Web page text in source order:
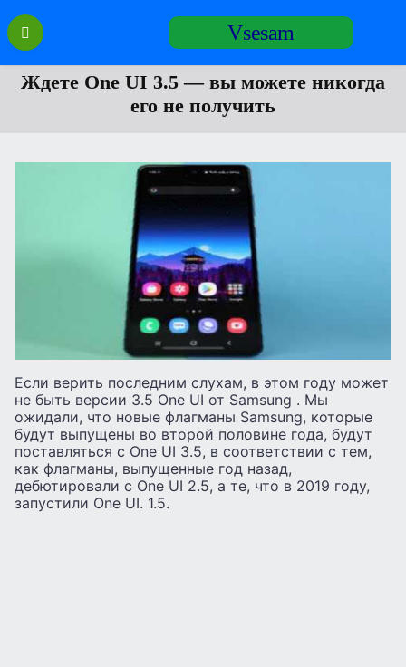
Перейти
содержанию
Vsesam
Ждете One UI 3.5 — вы можете никогда
его не получить
Если верить последним слухам, в этом году может
не быть версии 3.5 One UI от Samsung . Мы
ожидали, что новые флагманы Samsung, которые
будут выпущены во второй половине года, будут
поставляться с One UI 3.5, в соответствии с тем,
как флагманы, выпущенные год назад,
дебютировали с One UI 2.5, а те, что в 2019 году,
запустили One UI. 1.5.